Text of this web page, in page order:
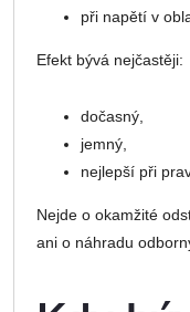
při napětí v
Efekt bývá nejčastěji:
dočasný,
jemný,
nejlepší při
Nejde o okamžité
ani o náhradu